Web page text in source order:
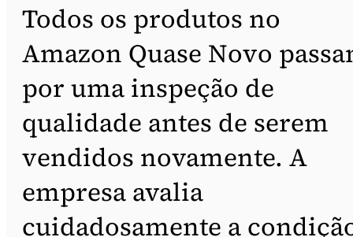
Todos os produtos no
Amazon Quase Novo
por uma inspeção de
qualidade antes de serem
vendidos novamente. A
empresa avalia
cuidadosamente a